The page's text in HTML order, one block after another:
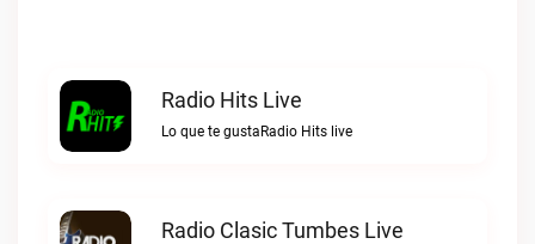
Radio Hits Live
Lo que te gustaRadio Hits live
Radio Clasic Tumbes Live